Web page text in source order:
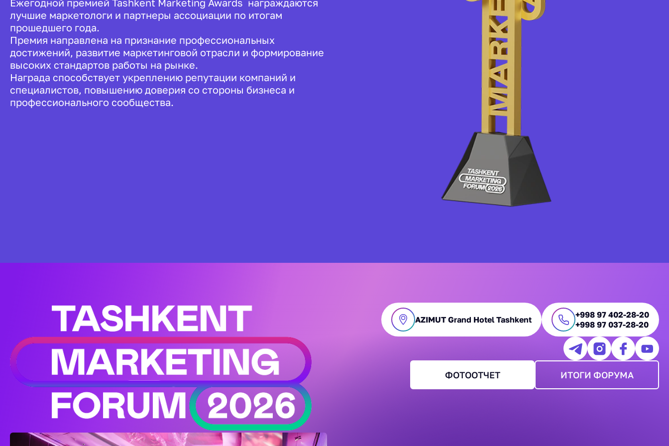
Ежегодной премией Tashkent Marketing Awards награждаются
лучшие маркетологи и партнеры ассоциации по итогам
прошедшего года.
Премия направлена на признание профессиональных
достижений, развитие маркетинговой отрасли и формирование
высоких стандартов работы на рынке.
Награда способствует укреплению репутации компаний и
специалистов, повышению доверия со стороны бизнеса и
профессионального сообщества.
AZIMUT Grand Hotel Tashkent
+998 97 402-28-20
+998 97 037-28-20
ФОТООТЧЕТ ИТОГИ ФОРУМА